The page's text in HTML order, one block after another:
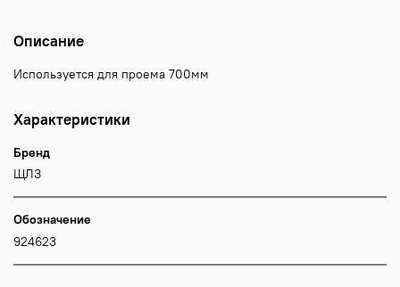
Описание
Используется для проема 700мм
Характеристики
Бренд
ЩЛЗ
Обозначение
924623